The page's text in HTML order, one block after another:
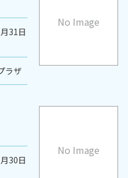
No Image
31日
ラザ
No Image
30日